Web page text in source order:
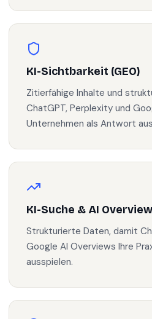
KI-Sichtbarkeit (GEO)
Zitierfähige Inhalte und
ChatGPT, Perplexity und
Unternehmen als Antwort
KI-Suche & AI
Strukturierte Daten, damit
Google AI Overviews Ihre
ausspielen.